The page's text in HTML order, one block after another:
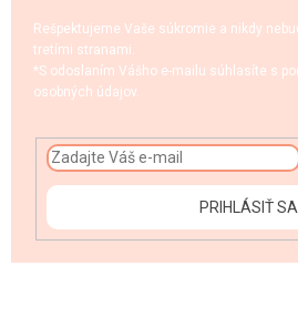
Rešpektujeme Vaše súkromie a nikdy
tretími stranami.
*S odoslaním Vášho e-mailu súhlasíte s
osobných údajov.
PRIHLÁSIŤ SA